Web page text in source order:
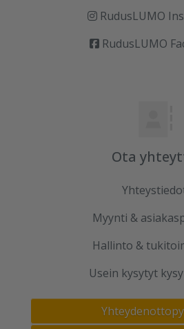
RudusLUMO
RudusLUMO
Ota
Myynti &
Hallinto &
Usein kysytyt